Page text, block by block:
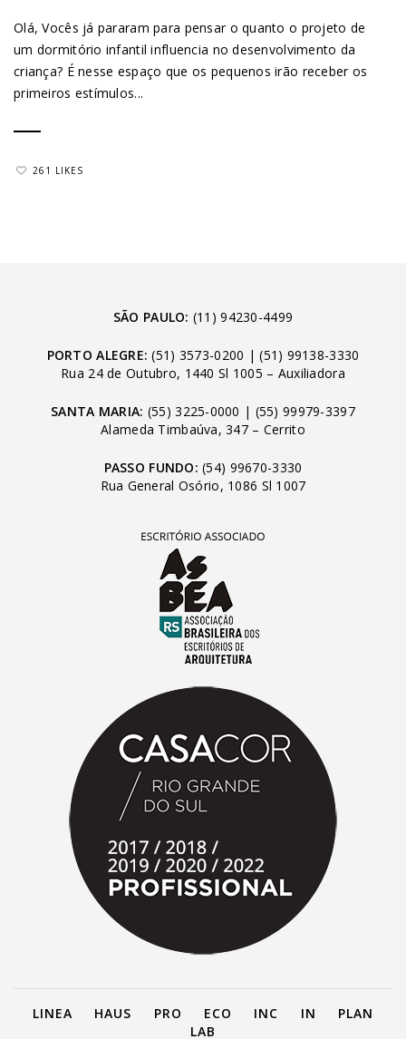
Olá, Vocês já pararam para pensar o quanto o projeto de
um dormitório infantil influencia no desenvolvimento da
criança? É nesse espaço que os pequenos irão receber os
primeiros estímulos...
261 LIKES
SÃO PAULO: (11) 94230-4499
PORTO ALEGRE: (51) 3573-0200 |(51) 99138-3330
Rua 24 de Outubro, 1440 Sl 1005 – Auxiliadora
SANTA MARIA: (55) 3225-0000 | (55) 99979-3397
Alameda Timbaúva, 347 – Cerrito
PASSO FUNDO: (54) 99670-3330
Rua General Osório, 1086 Sl 1007
LINEA HAUS PRO ECO INC IN
PLAN
LAB